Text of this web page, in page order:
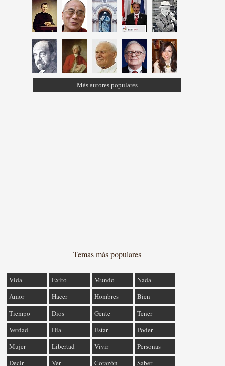
Más autores populares
Temas más populares
Vida Éxito Mundo
Nada
Amor
Hacer Hombres
Bien
Tiempo
Dios Gente
Tener
Verdad
Día Estar
Poder
Mujer
Libertad Vivir
Personas
Decir
Ver Corazón Saber